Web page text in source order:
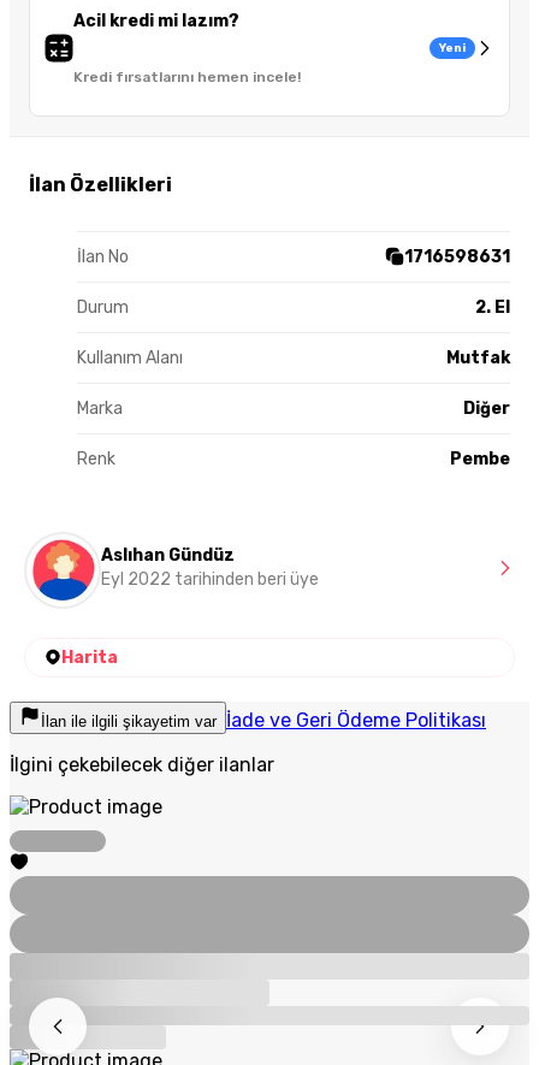
Acil kredi mi lazım?
Kredi fırsatlarını hemen incele!
Yeni
İlan Özellikleri
İlan No 1716598631
Durum 2. El
Kullanım Alanı Mutfak
Marka Diğer
Renk Pembe
Aslıhan Gündüz
Eyl 2022 tarihinden beri üye
Harita
İlan ile ilgili şikayetim var İade ve Geri Ödeme Politikası
İlgini çekebilecek diğer ilanlar